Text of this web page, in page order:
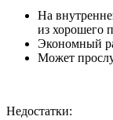
На
из хорошего
Экономный
Может
Недостатки: